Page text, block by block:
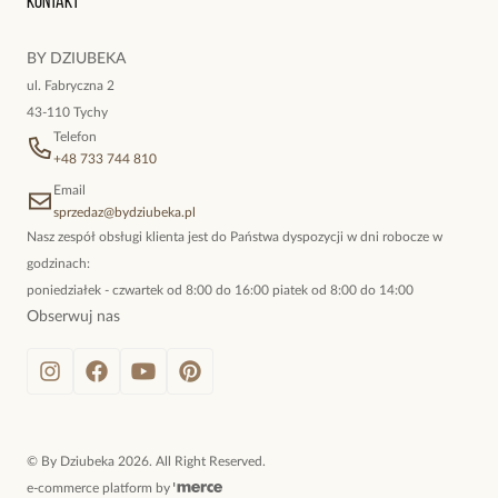
BY DZIUBEKA
ul. Fabryczna 2
43-110 Tychy
Telefon
+48 733 744 810
Email
sprzedaz@bydziubeka.pl
Nasz zespół obsługi klienta jest do Państwa dyspozycji w dni robocze w
godzinach:
poniedziałek - czwartek od 8:00 do 16:00 piatek od 8:00 do 14:00
Obserwuj nas
© By Dziubeka 2026. All Right Reserved.
e-commerce platform by